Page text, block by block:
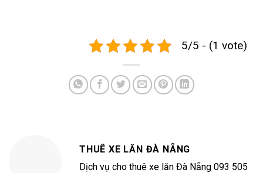
5/5 - (1 vote)
THUÊ XE LĂN ĐÀ NẴNG
Dịch vụ cho thuê xe lăn Đà Nẵng 093 505